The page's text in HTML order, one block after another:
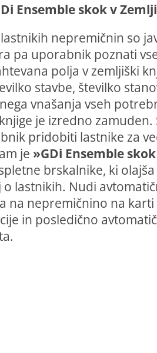
Ensemble skok v
nepremičnin so
pa uporabnik poznati
polja v zemljiški
stavbe, številko
vnašanja vseh
je izredno
pridobiti lastnike za
je »GDi Ensemble
brskalnike, ki
lastnikih. Nudi
na nepremičnino na
in posledično